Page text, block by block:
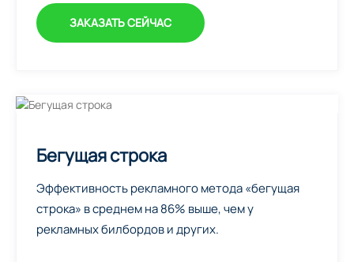
ЗАКАЗАТЬ СЕЙЧАС
Бегущая строка
Эффективность рекламного метода «бегущая
строка» в среднем на 86% выше, чем у
рекламных билбордов и других.